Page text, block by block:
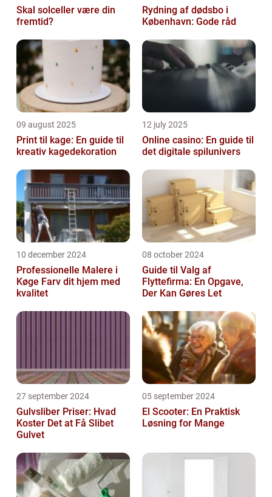
Skal solceller være din
fremtid?
Rydning af dødsbo i
København: Gode råd
09 august 2025
Print til kage: En guide til
kreativ kagedekoration
12 july 2025
Online casino: En guide til
det digitale spilunivers
10 december 2024
Professionelle Malere i
Køge Farv dit hjem med
kvalitet
08 october 2024
Guide til Valg af
Flyttefirma: En Opgave,
Der Kan Gøres Let
27 september 2024
Gulvsliber Priser: Hvad
Koster Det at Få Slibet
Gulvet
05 september 2024
El Scooter: En Praktisk
Løsning for Mange